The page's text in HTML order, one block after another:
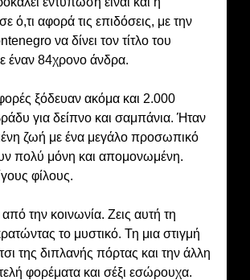
ό,τι αφορά τις επιδόσεις, με την
να δίνει τον τίτλο του
έναν 84χρονο άνδρα.
ξόδευαν ακόμα και 2.000
για δείπνο και σαμπάνια. Ήταν
ζωή με ένα μεγάλο προσωπικό
πολύ μόνη και απομονωμένη.
φίλους.
την κοινωνία. Ζεις αυτή τη
το μυστικό. Τη μια στιγμή
της διπλανής πόρτας και την άλλη
φορέματα και σέξι εσώρουχα.